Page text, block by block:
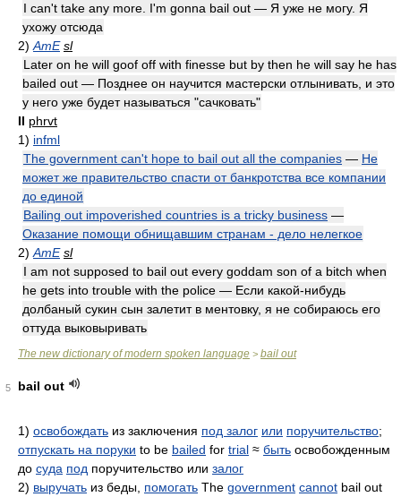
I can't take any more. I'm gonna bail out — Я уже не могу. Я
ухожу отсюда
2) AmE sl
Later on he will goof off with finesse but by then he will say he has
bailed out — Позднее он научится мастерски отлынивать, и это
у него уже будет называться "сачковать"
II phrvt
1) infml
The government can't hope to bail out all the companies — Не
может же правительство спасти от банкротства все компании
до единой
Bailing out impoverished countries is a tricky business —
Оказание помощи обнищавшим странам - дело нелегкое
2) AmE sl
I am not supposed to bail out every goddam son of a bitch when
he gets into trouble with the police — Если какой-нибудь
долбаный сукин сын залетит в ментовку, я не собираюсь его
оттуда выковыривать
The new dictionary of modern spoken language > bail out
5 bail out
1) освобождать из заключения под залог или поручительство;
отпускать на поруки to be bailed for trial ≈ быть освобожденным
до суда под поручительство или залог
2) выручать из беды, помогать The government cannot bail out